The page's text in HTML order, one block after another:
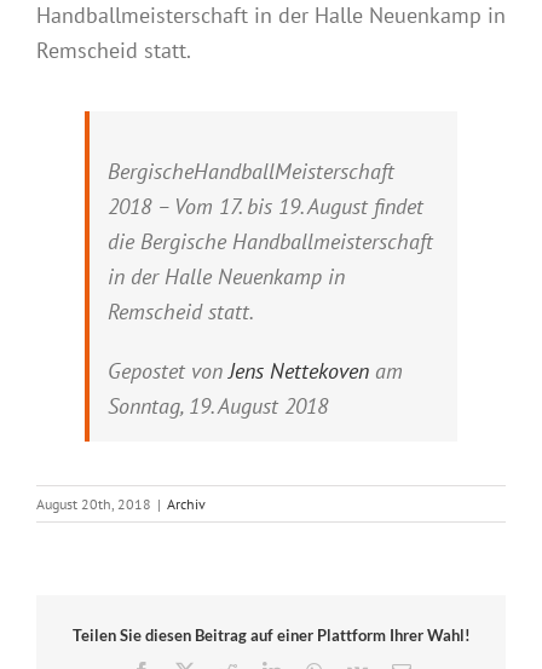
Handballmeisterschaft in der Halle Neuenkamp in
Remscheid statt.
BergischeHandballMeisterschaft
2018 – Vom 17. bis 19. August findet
die Bergische Handballmeisterschaft
in der Halle Neuenkamp in
Remscheid statt.
Gepostet vonJens Nettekoven am
Sonntag, 19. August 2018
August 20th, 2018 | Archiv
Teilen Sie diesen Beitrag auf einer Plattform Ihrer Wahl!